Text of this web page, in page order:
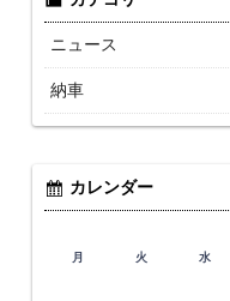
ニュース
納車
カレンダー
月 火 水